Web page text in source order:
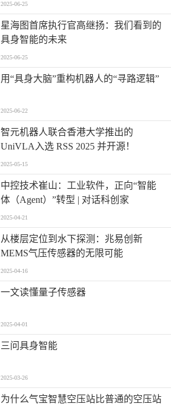
2025-06-25
星海图首席执行官高继扬：我们看到的
具身智能的未来
2025-06-25
用“具身大脑”重构机器人的“寻路逻辑”
2025-06-22
智元机器人联合香港大学推出的
UniVLA入选 RSS 2025 并开源！
2025-05-15
中控技术崔山：工业软件，正向“智能
体（Agent）”转型 | 对话科创家
2025-04-21
从楼层定位到水下探测：兆易创新
MEMS气压传感器的无限可能
2025-04-16
一文读懂量子传感器
2025-04-01
三问具身智能
2025-03-26
为什么气宝智慧空压站比普通的空压站